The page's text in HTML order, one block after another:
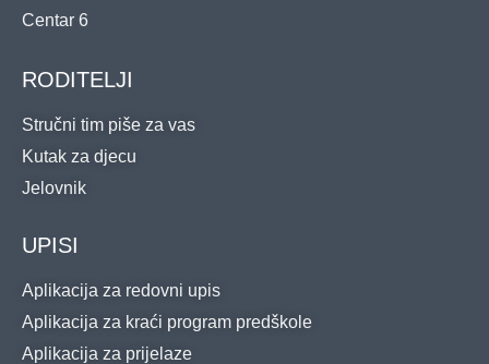
Centar 6
RODITELJI
Stručni tim piše za vas
Kutak za djecu
Jelovnik
UPISI
Aplikacija za redovni upis
Aplikacija za kraći program predškole
Aplikacija za prijelaze